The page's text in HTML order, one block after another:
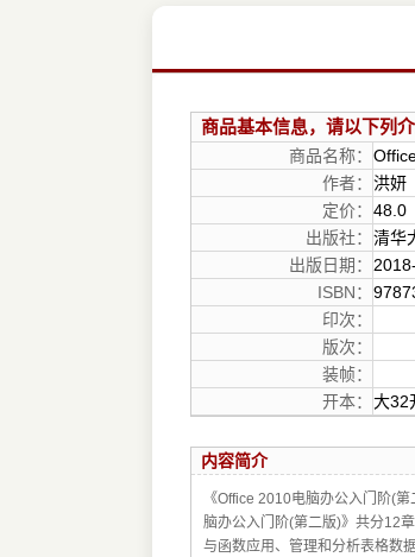
商品基本信息，请以下列
商品名称：
作者： 洪妍
定价： 48.0
出版社： 清华
出版日期：
ISBN：
印次：
版次：
装帧：
开本： 大32
内容简介
《Office 2010电脑办公入门阶(
脑办公入门阶(第二版)》共分12
与函数应用、管理和分析表格数